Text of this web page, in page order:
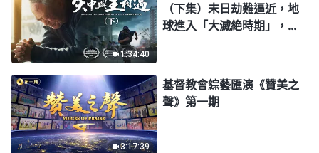
1:34:40
（下集）末日劫難逼近，地
球進入「大滅絶時期」，人
3:17:39
基督教會綜藝匯演《贊美之
聲》第一期